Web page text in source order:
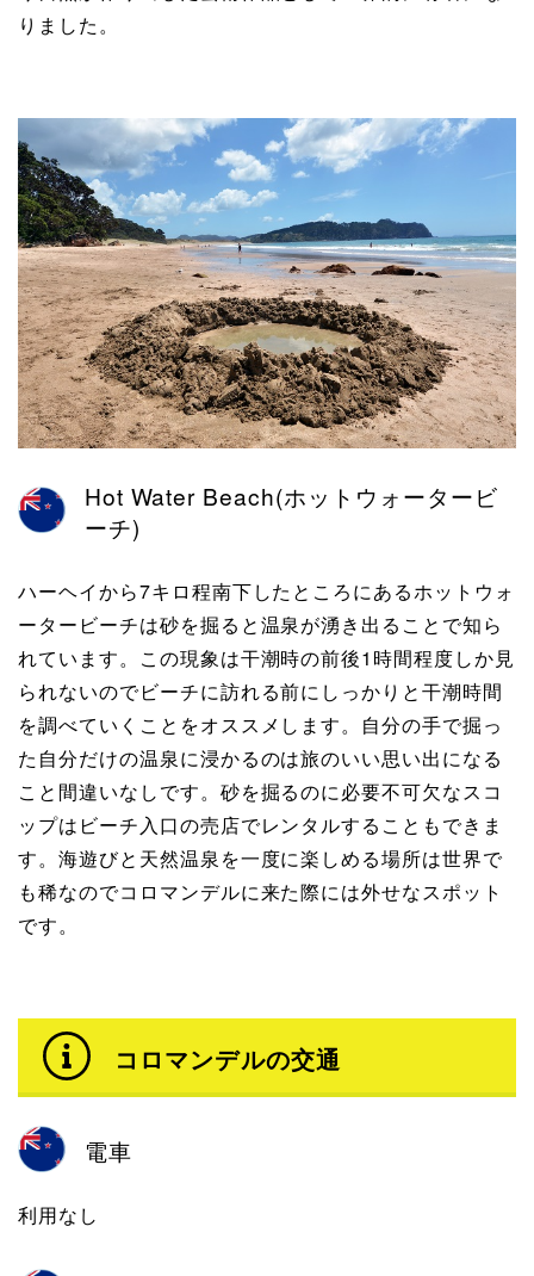
りました。
Hot Water Beach(ホットウォータービ
ーチ)
ハーヘイから7キロ程南下したところにあるホットウォ
ータービーチは砂を掘ると温泉が湧き出ることで知ら
れています。この現象は干潮時の前後1時間程度しか見
られないのでビーチに訪れる前にしっかりと干潮時間
を調べていくことをオススメします。自分の手で掘っ
た自分だけの温泉に浸かるのは旅のいい思い出になる
こと間違いなしです。砂を掘るのに必要不可欠なスコ
ップはビーチ入口の売店でレンタルすることもできま
す。海遊びと天然温泉を一度に楽しめる場所は世界で
も稀なのでコロマンデルに来た際には外せなスポット
です。
コロマンデルの交通
電車
利用なし